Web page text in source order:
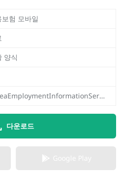
보험 모바일
양식
KoreaEmploymentInformationService
다운로드